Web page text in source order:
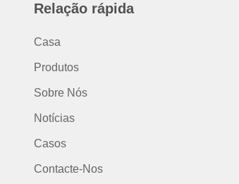
Relação rápida
Casa
Produtos
Sobre Nós
Notícias
Casos
Contacte-Nos